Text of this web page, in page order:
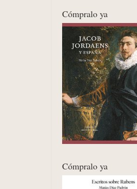
Cómpralo ya
Cómpralo ya